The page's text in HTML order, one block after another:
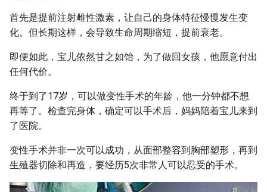
首先是提前注射雌性激素，让自己的身体特征慢慢发生变
化。但长期这样，会导致生命周期缩短，提前衰老。
即便如此，宝儿依然甘之如饴，为了做回女孩，他愿意付出
任何代价。
终于到了17岁，可以做变性手术的年龄，他一分钟都不想
再等了。检查完身体，确定可以手术后，妈妈陪着宝儿来到
了医院。
变性手术并非一次可以成功，从面部整容到胸部塑形，再到
生殖器切除和再造，要经历5次非常人可以忍受的手术。